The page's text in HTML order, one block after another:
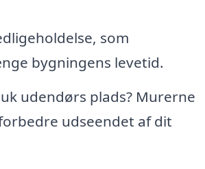
som
bygningens levetid.
udendørs plads? Murerne
udseendet af dit